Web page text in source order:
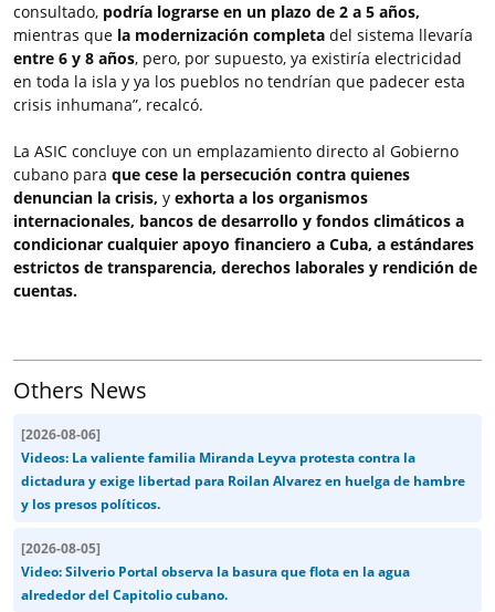
consultado, podría lograrse en un plazo de 2 a 5 años,
mientras que la modernización completa del sistema llevaría
entre 6 y 8 años, pero, por supuesto, ya existiría electricidad
en toda la isla y ya los pueblos no tendrían que padecer esta
crisis inhumana”, recalcó.
La ASIC concluye con un emplazamiento directo al Gobierno
cubano para que cese la persecución contra quienes
denuncian la crisis, y exhorta a los organismos
internacionales, bancos de desarrollo y fondos climáticos a
condicionar cualquier apoyo financiero a Cuba, a estándares
estrictos de transparencia, derechos laborales y rendición de
cuentas.
Others News
[2026-08-06]
Videos: La valiente familia Miranda Leyva protesta contra la
dictadura y exige libertad para Roilan Alvarez en huelga de hambre
y los presos políticos.
[2026-08-05]
Video: Silverio Portal observa la basura que flota en la agua
alrededor del Capitolio cubano.